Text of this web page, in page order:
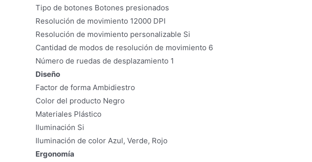
Tipo de botones Botones presionados
Resolución de movimiento 12000 DPI
Resolución de movimiento personalizable Si
Cantidad de modos de resolución de movimiento 6
Número de ruedas de desplazamiento 1
Diseño
Factor de forma Ambidiestro
Color del producto Negro
Materiales Plástico
Iluminación Si
Iluminación de color Azul, Verde, Rojo
Ergonomía